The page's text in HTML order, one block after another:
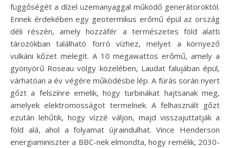
függőségét a dízel üzemanyaggal működő generátoroktól.
Ennek érdekében egy geotermikus erőmű épül az ország
déli részén, amely hozzáfér a természetes föld alatti
tározókban található forró vízhez, melyet a környező
vulkáni kőzet melegít. A 10 megawattos erőmű, amely a
gyönyörű Roseau völgy közelében, Laudat falujában épül,
várhatóan a év végére működésbe lép. A fúrás során nyert
gőzt a felszínre emelik, hogy turbinákat hajtsanak meg,
amelyek elektromosságot termelnek. A felhasznált gőzt
ezután lehűtik, hogy vízzé váljon, majd visszajuttatják a
föld alá, ahol a folyamat újraindulhat. Vince Henderson
energiaminiszter a BBC-nek elmondta, hogy remélik, 2030-